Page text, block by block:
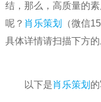
结，那么，高质量的
呢？ 肖乐策划
（微信
具体详情请扫描下方的
以下是肖乐策划